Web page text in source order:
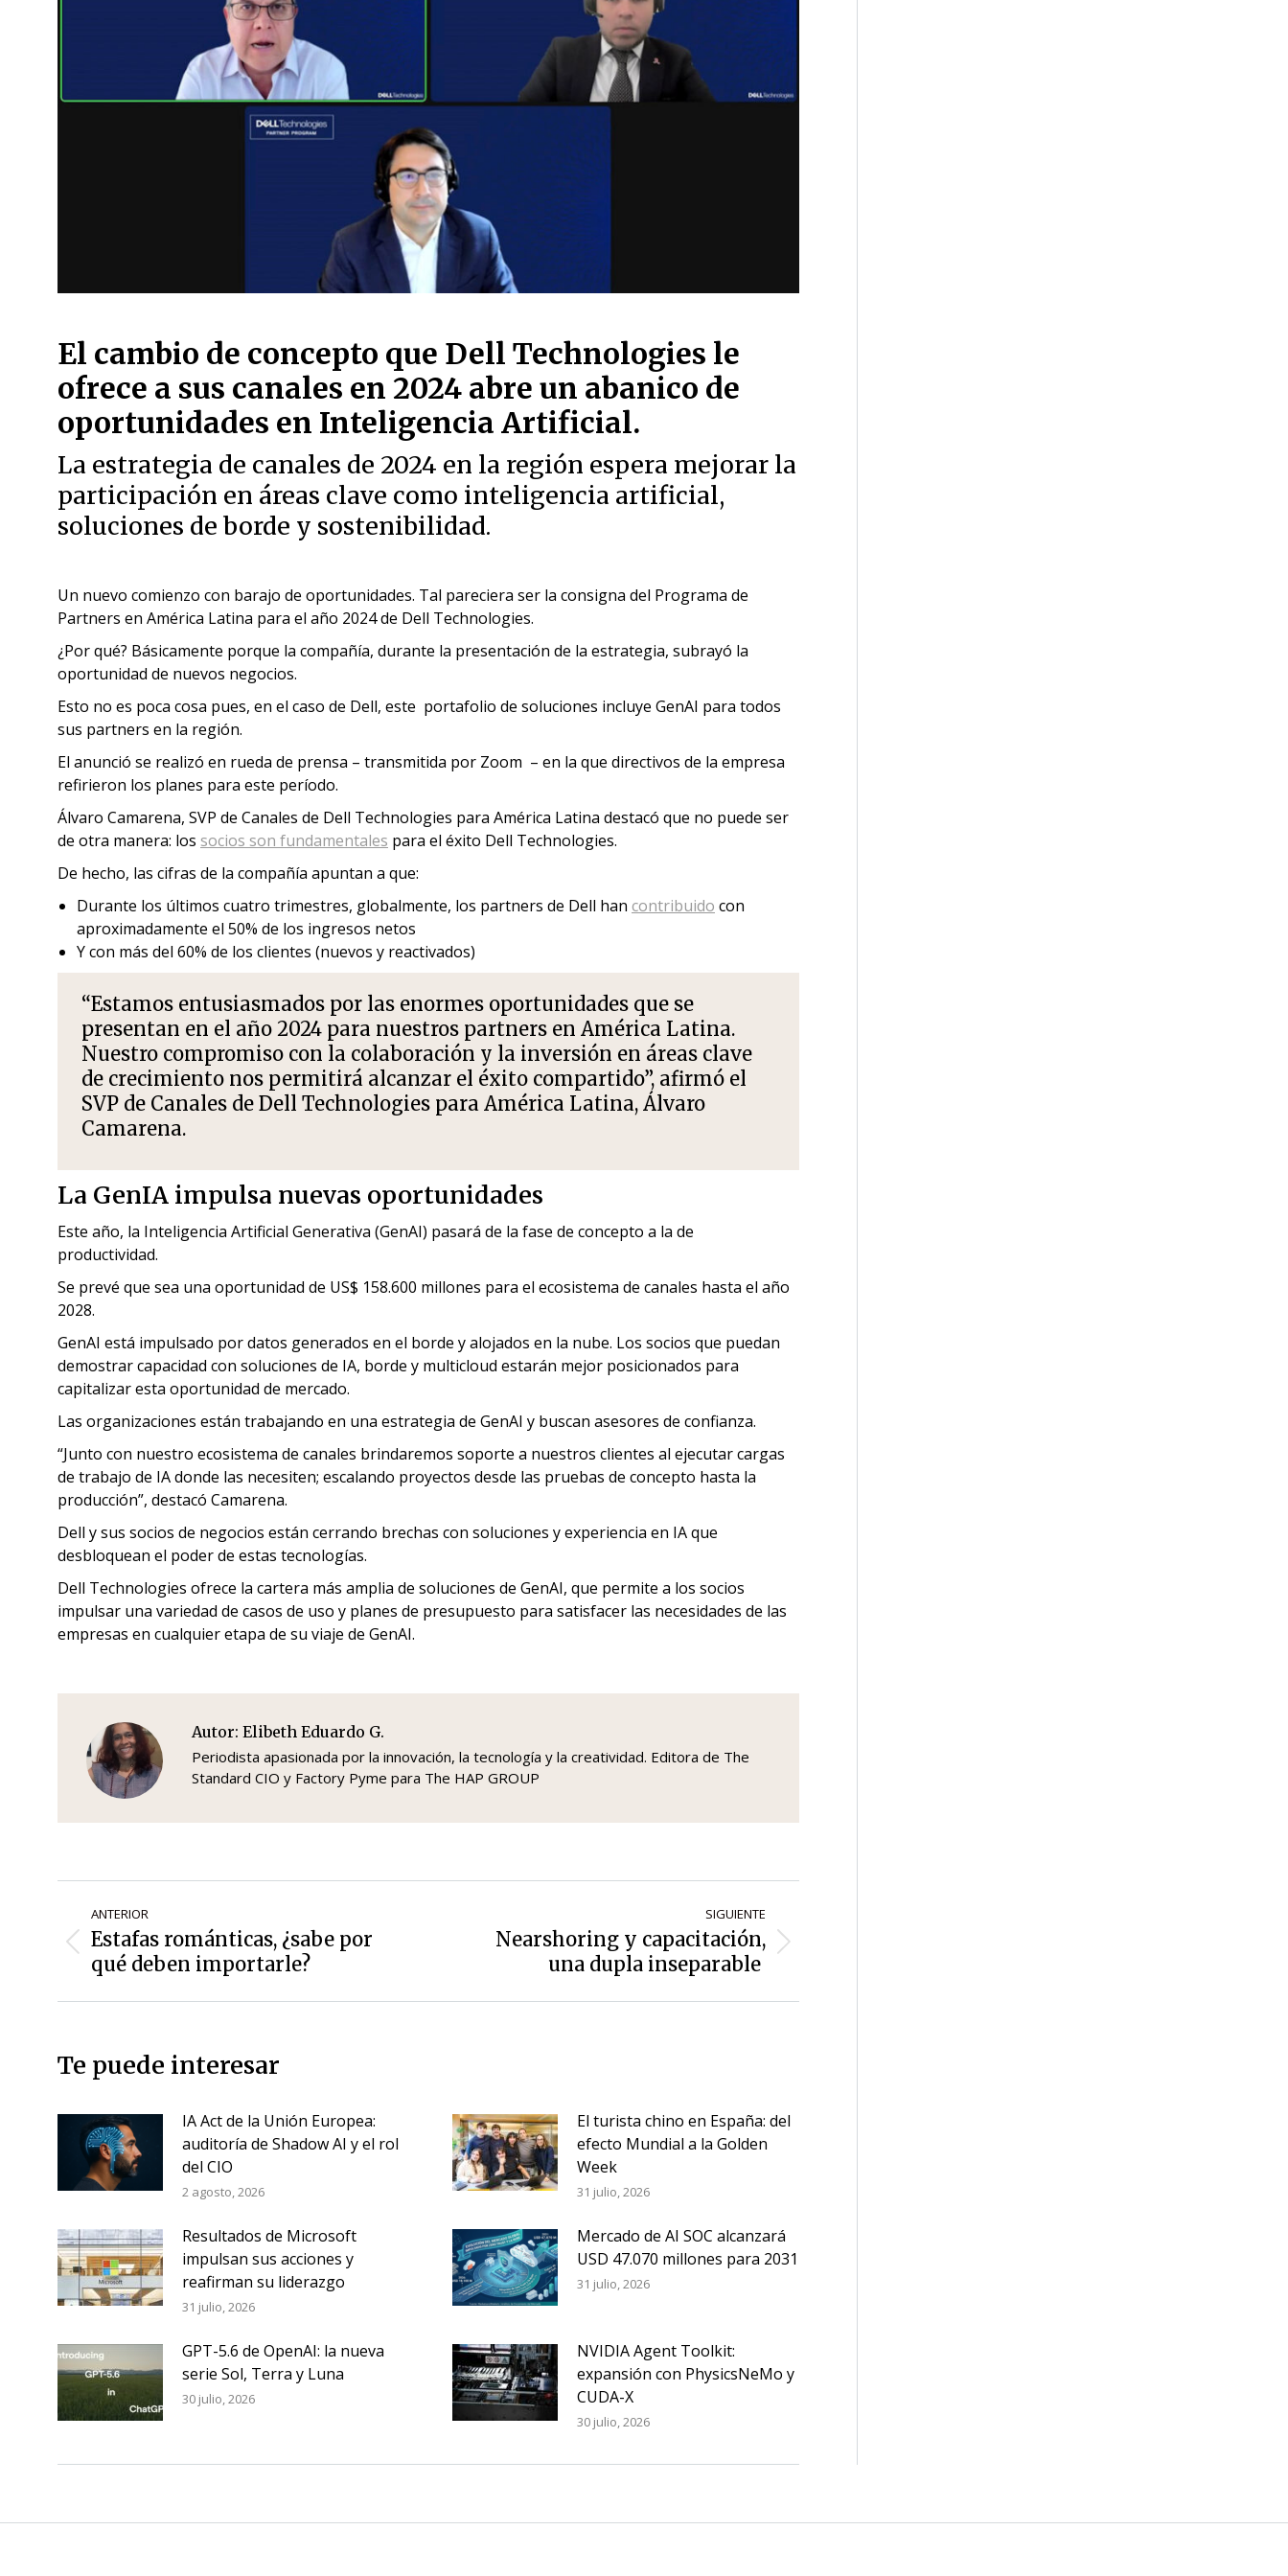
El cambio de concepto que Dell Technologies le
ofrece a sus canales en 2024 abre un abanico de
oportunidades en Inteligencia Artificial.
La estrategia de canales de 2024 en la región espera mejorar la
participación en áreas clave como inteligencia artificial,
soluciones de borde y sostenibilidad.
Un nuevo comienzo con barajo de oportunidades. Tal pareciera ser la consigna del Programa de
Partners en América Latina para el año 2024 de Dell Technologies.
¿Por qué? Básicamente porque la compañía, durante la presentación de la estrategia, subrayó la
oportunidad de nuevos negocios.
Esto no es poca cosa pues, en el caso de Dell, este portafolio de soluciones incluye GenAI para todos
sus partners en la región.
El anunció se realizó en rueda de prensa – transmitida por Zoom – en la que directivos de la empresa
refirieron los planes para este período.
Álvaro Camarena, SVP de Canales de Dell Technologies para América Latina destacó que no puede ser
de otra manera: los socios son fundamentales para el éxito Dell Technologies.
De hecho, las cifras de la compañía apuntan a que:
Durante los últimos cuatro trimestres, globalmente, los partners de Dell han contribuido con
aproximadamente el 50% de los ingresos netos
Y con más del 60% de los clientes (nuevos y reactivados)
“Estamos entusiasmados por las enormes oportunidades que se
presentan en el año 2024 para nuestros partners en América Latina.
Nuestro compromiso con la colaboración y la inversión en áreas clave
de crecimiento nos permitirá alcanzar el éxito compartido”, afirmó el
SVP de Canales de Dell Technologies para América Latina, Álvaro
Camarena.
La GenIA impulsa nuevas oportunidades
Este año, la Inteligencia Artificial Generativa (GenAI) pasará de la fase de concepto a la de
productividad.
Se prevé que sea una oportunidad de US$ 158.600 millones para el ecosistema de canales hasta el año
2028.
GenAI está impulsado por datos generados en el borde y alojados en la nube. Los socios que puedan
demostrar capacidad con soluciones de IA, borde y multicloud estarán mejor posicionados para
capitalizar esta oportunidad de mercado.
Las organizaciones están trabajando en una estrategia de GenAI y buscan asesores de confianza.
“Junto con nuestro ecosistema de canales brindaremos soporte a nuestros clientes al ejecutar cargas
de trabajo de IA donde las necesiten; escalando proyectos desde las pruebas de concepto hasta la
producción”, destacó Camarena.
Dell y sus socios de negocios están cerrando brechas con soluciones y experiencia en IA que
desbloquean el poder de estas tecnologías.
Dell Technologies ofrece la cartera más amplia de soluciones de GenAI, que permite a los socios
impulsar una variedad de casos de uso y planes de presupuesto para satisfacer las necesidades de las
empresas en cualquier etapa de su viaje de GenAI.
Autor: Elibeth Eduardo G.
Periodista apasionada por la innovación, la tecnología y la creatividad. Editora de The
Standard CIO y Factory Pyme para The HAP GROUP
de
entradas
ANTERIOR
Entrada
anterior:
Estafas románticas, ¿sabe por
qué deben importarle?
SIGUIENTE
SiguienteNearshoring y capacitación,
una dupla inseparable
Te puede interesar
IA Act de la Unión Europea:
auditoría de Shadow AI y el rol
del CIO
2 agosto, 2026
El turista chino en España: del
efecto Mundial a la Golden
Week
31 julio, 2026
Resultados de Microsoft
impulsan sus acciones y
reafirman su liderazgo
31 julio, 2026
Mercado de AI SOC alcanzará
USD 47.070 millones para 2031
31 julio, 2026
GPT-5.6 de OpenAI: la nueva
serie Sol, Terra y Luna
30 julio, 2026
NVIDIA Agent Toolkit:
expansión con PhysicsNeMo y
CUDA-X
30 julio, 2026